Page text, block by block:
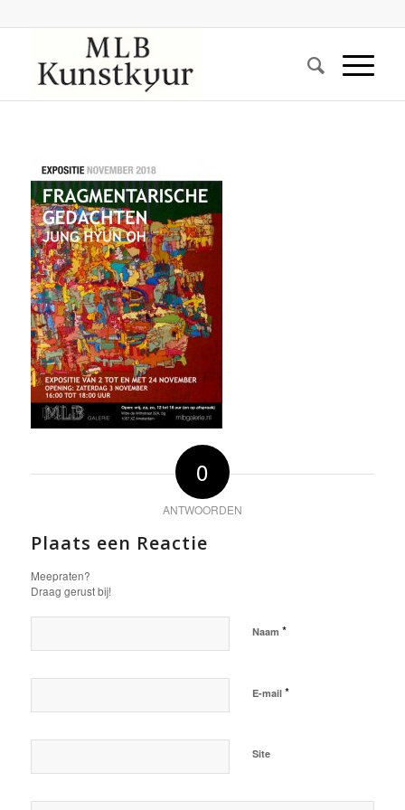
0
ANTWOORDEN
Plaats een Reactie
Meepraten?
Draag gerust bij!
Naam *
E-mail *
Site